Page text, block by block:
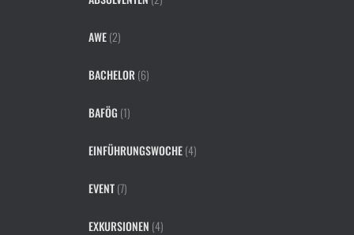
AWE(2)
BACHELOR (6)
BAFÖG (1)
EINFÜHRUNGSWOCHE(4)
EVENT(7)
EXKURSIONEN (4)